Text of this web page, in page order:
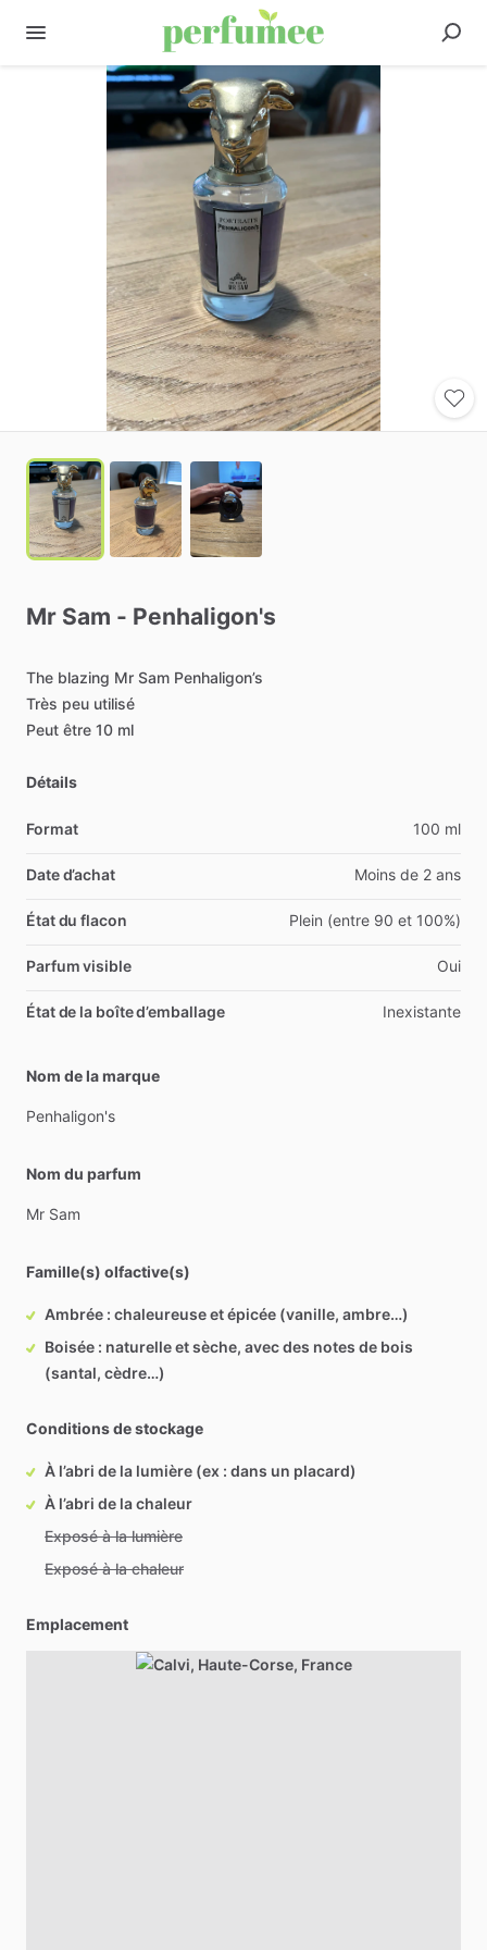
Mr Sam - Penhaligon's
The blazing Mr Sam Penhaligon’s
Très peu utilisé
Peut être 10 ml
Détails
Format 100 ml
Date d’achat Moins de 2 ans
État du flacon Plein (entre 90 et 100%)
Parfum visible Oui
État de la boîte d’emballage Inexistante
Nom de la marque
Penhaligon's
Nom du parfum
Mr Sam
Famille(s) olfactive(s)
Ambrée : chaleureuse et épicée (vanille, ambre…)
Boisée : naturelle et sèche, avec des notes de bois
(santal, cèdre…)
Conditions de stockage
À l’abri de la lumière (ex : dans un placard)
À l’abri de la chaleur
Exposé à la lumière
Exposé à la chaleur
Emplacement